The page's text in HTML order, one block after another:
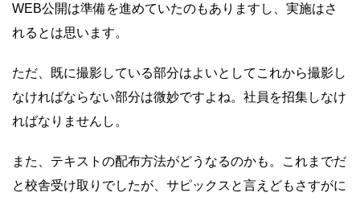
WEB公開は準備を進めていたのもありますし、実施はさ
れるとは思います。
ただ、既に撮影している部分はよいとしてこれから撮影し
なければならない部分は微妙ですよね。社員を招集しなけ
ればなりませんし。
また、テキストの配布方法がどうなるのかも。これまでだ
と校舎受け取りでしたが、サピックスと言えどもさすがに